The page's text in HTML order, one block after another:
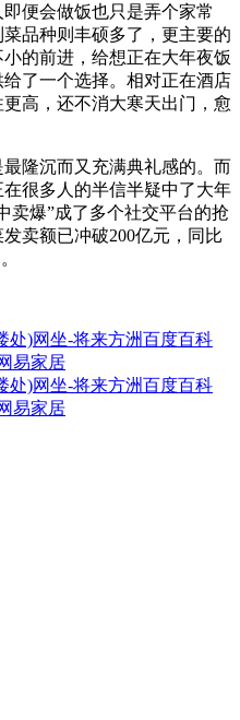
便会做饭也只是弄个家常
品种则丰硕多了，更主要的
的前进，给想正在大年夜饭
给了一个选择。相对正在酒店
高，还不消大寒天出门，愈
隆沉而又充满典礼感的。而
很多人的半信半疑中了大年
卖爆”成了多个社交平台的抢
卖额已冲破200亿元，同比
处)网坐-将来方洲百度百科
易家居
处)网坐-将来方洲百度百科
易家居